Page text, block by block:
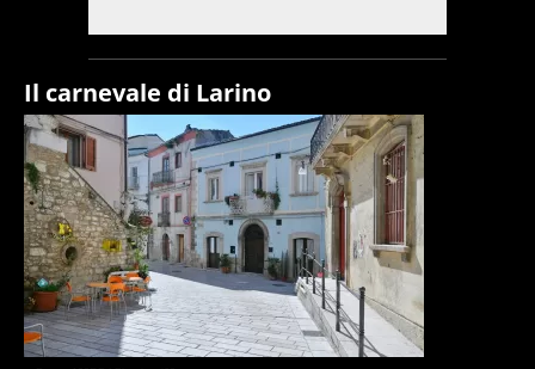
Il carnevale di Larino